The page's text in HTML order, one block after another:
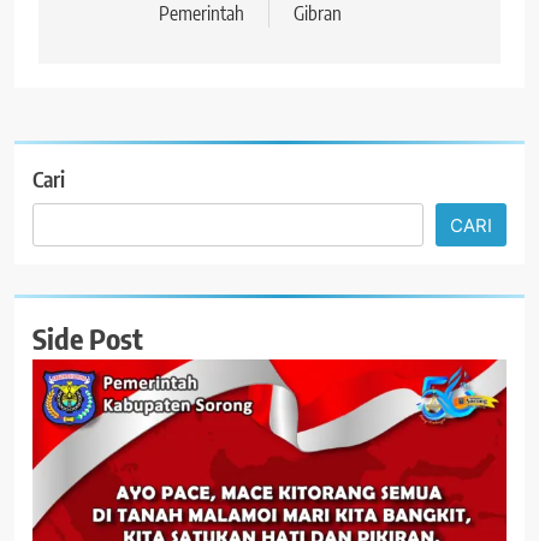
Pemerintah
Gibran
Cari
CARI
Side Post